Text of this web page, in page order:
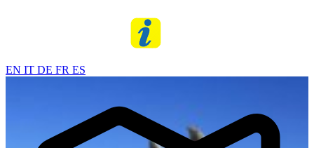
EN IT DE FR ES